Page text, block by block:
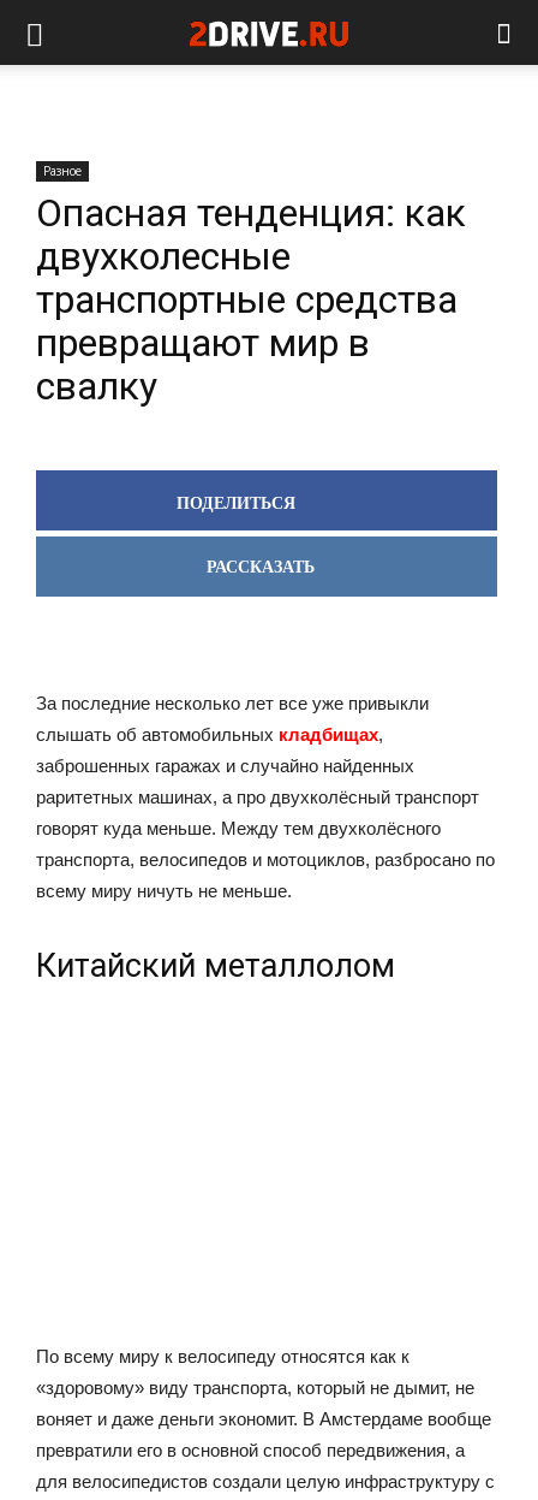
Разное
Опасная тенденция: как
двухколесные
транспортные средства
превращают мир в
свалку
ПОДЕЛИТЬСЯ
РАССКАЗАТЬ
За последние несколько лет все уже привыкли
слышать об автомобильных кладбищах,
заброшенных гаражах и случайно найденных
раритетных машинах, а про двухколёсный транспорт
говорят куда меньше. Между тем двухколёсного
транспорта, велосипедов и мотоциклов, разбросано по
всему миру ничуть не меньше.
Китайский металлолом
По всему миру к велосипеду относятся как к
«здоровому» виду транспорта, который не дымит, не
воняет и даже деньги экономит. В Амстердаме вообще
превратили его в основной способ передвижения, а
для велосипедистов создали целую инфраструктуру с